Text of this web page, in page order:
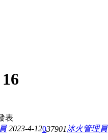
16
表
2023-4-12037901冰火管理員